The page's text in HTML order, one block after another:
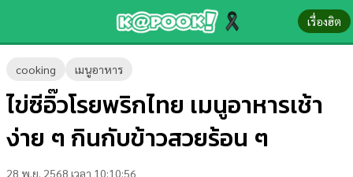
เรื่องฮิต
cooking เมนูอาหาร
ไข่ซีอิ๊วโรยพริกไทย เมนูอาหารเช้า
ง่าย ๆ กินกับข้าวสวยร้อน ๆ
28 พ.ย. 2568 เวลา 10:10:56
ข่าว-
ความ
รู้